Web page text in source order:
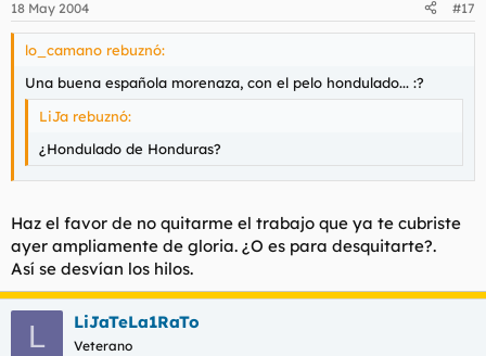
18 May 2004 #17
lo_camano rebuznó:
Una buena española morenaza, con el pelo hondulado... :?
LiJa rebuznó:
¿Hondulado de Honduras?
Haz el favor de no quitarme el trabajo que ya te cubriste
ayer ampliamente de gloria. ¿O es para desquitarte?.
Así se desvían los hilos.
L LiJaTeLa1RaTo
Veterano